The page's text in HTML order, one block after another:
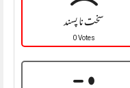
سخت نا پسند
0 Votes